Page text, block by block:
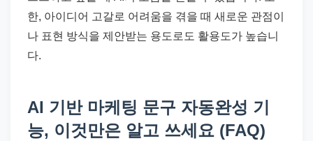
한, 아이디어 고갈로 어려움을 겪을 때 새로운 관점이
나 표현 방식을 제안받는 용도로도 활용도가 높습니
다.
AI 기반 마케팅 문구 자동완성 기
능, 이것만은 알고 쓰세요 (FAQ)